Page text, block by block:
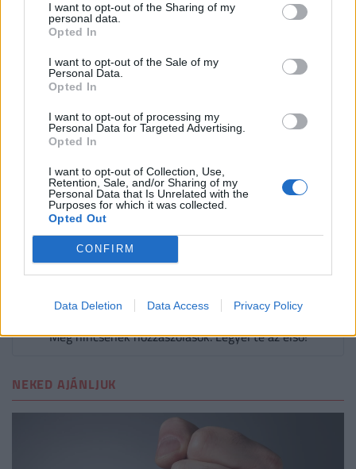
I want to opt-out of the Sharing of my
personal data.
Opted In
I want to opt-out of the Sale of my
Personal Data.
Opted In
I want to opt-out of processing my
Personal Data for Targeted Advertising.
Opted In
I want to opt-out of Collection, Use,
Retention, Sale, and/or Sharing of my
Personal Data that Is Unrelated with the
Purposes for which it was collected.
Opted Out
CONFIRM
Data Deletion Data Access Privacy Policy
Címlapkép: Lakatos Péter, MTI/MTVA
#nyugdij #Alaptörvény
#bíróság
#nyugdíjkorhatár
#tervezet
#nyugdíjkorhatár emelés
0 HOZZÁSZÓLÁS
Csak bejelentkezett felhasználó szólhat hozzá.
Belépés itt!
Még nincsenek hozzászólások. Legyél te az első!
NEKED AJÁNLJUK